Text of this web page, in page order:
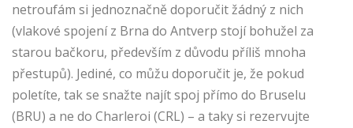
netroufám si jednoznačně doporučit žádný z nich
(vlakové spojení z Brna do Antverp stojí bohužel za
starou bačkoru, především z důvodu příliš mnoha
přestupů). Jediné, co můžu doporučit je, že pokud
poletíte, tak se snažte najít spoj přímo do Bruselu
(BRU) a ne do Charleroi (CRL) – a taky si rezervujte